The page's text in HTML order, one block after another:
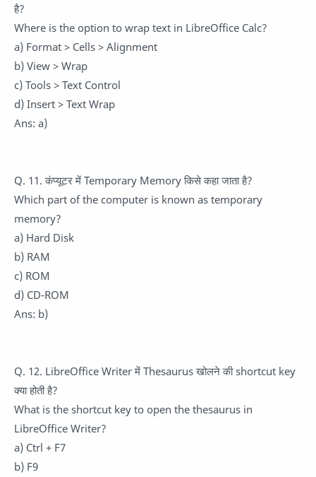
है?
Where is the option to wrap text in LibreOffice Calc?
a) Format > Cells > Alignment
b) View > Wrap
c) Tools > Text Control
d) Insert > Text Wrap
Ans: a)
Q. 11. कंप्यूटर में Temporary Memory किसे कहा जाता है?
Which part of the computer is known as temporary
memory?
a) Hard Disk
b) RAM
c) ROM
d) CD-ROM
Ans: b)
Q. 12. LibreOffice Writer में Thesaurus खोलने की shortcut key
क्या होती है?
What is the shortcut key to open the thesaurus in
LibreOffice Writer?
a) Ctrl + F7
b) F9